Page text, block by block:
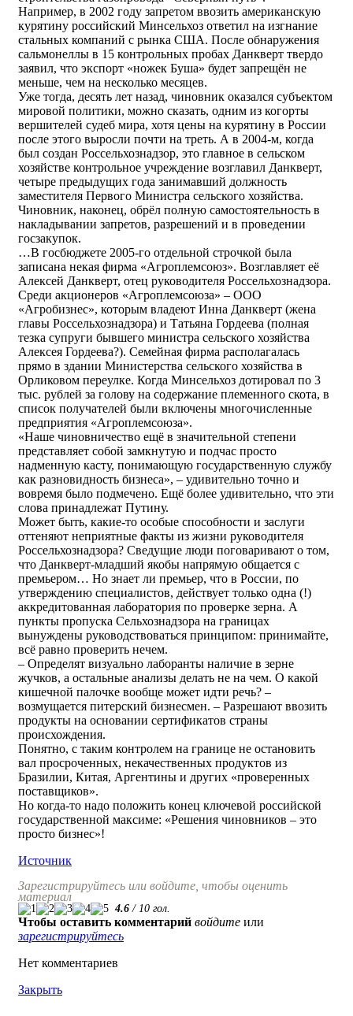
Например, в 2002 году запретом ввозить американскую
курятину российский Минсельхоз ответил на изгнание
стальных компаний с рынка США. После обнаружения
сальмонеллы в 15 контрольных пробах Данкверт твердо
заявил, что экспорт «ножек Буша» будет запрещён не
меньше, чем на несколько месяцев.
Уже тогда, десять лет назад, чиновник оказался субъектом
мировой политики, можно сказать, одним из когорты
вершителей судеб мира, хотя цены на курятину в России
после этого выросли почти на треть. А в 2004-м, когда
был создан Россельхознадзор, это главное в сельском
хозяйстве контрольное учреждение возглавил Данкверт,
четыре предыдущих года занимавший должность
заместителя Первого Министра сельского хозяйства.
Чиновник, наконец, обрёл полную самостоятельность в
накладывании запретов, разрешений и в проведении
госзакупок.
…В госбюджете 2005-го отдельной строчкой была
записана некая фирма «Агроплемсоюз». Возглавляет её
Алексей Данкверт, отец руководителя Россельхознадзора.
Среди акционеров «Агроплемсоюза» – ООО
«Агробизнес», которым владеют Инна Данкверт (жена
главы Россельхознадзора) и Татьяна Гордеева (полная
тезка супруги бывшего министра сельского хозяйства
Алексея Гордеева?). Семейная фирма располагалась
прямо в здании Министерства сельского хозяйства в
Орликовом переулке. Когда Минсельхоз дотировал по 3
тыс. рублей за голову на содержание племенного скота, в
список получателей были включены многочисленные
предприятия «Агроплемсоюза».
«Наше чиновничество ещё в значительной степени
представляет собой замкнутую и подчас просто
надменную касту, понимающую государственную службу
как разновидность бизнеса», – удивительно точно и
вовремя было подмечено. Ещё более удивительно, что эти
слова принадлежат Путину.
Может быть, какие-то особые способности и заслуги
оттеняют неприятные факты из жизни руководителя
Россельхознадзора? Сведущие люди поговаривают о том,
что Данкверт-младший якобы напрямую общается с
премьером… Но знает ли премьер, что в России, по
утверждению специалистов, действует только одна (!)
аккредитованная лаборатория по проверке зерна. А
пункты пропуска Сельхознадзора на границах
вынуждены руководствоваться принципом: принимайте,
всё равно проверить нечем.
– Определят визуально лаборанты наличие в зерне
жучков, а остальные анализы делать не на чем. О какой
кишечной палочке вообще может идти речь? –
возмущается питерский бизнесмен. – Разрешают ввозить
продукты на основании сертификатов страны
происхождения.
Понятно, с таким контролем на границе не остановить
вал просроченных, некачественных продуктов из
Бразилии, Китая, Аргентины и других «проверенных
поставщиков».
Но когда-то надо положить конец ключевой российской
государственной максиме: «Решения чиновников – это
просто бизнес»!
Источник
Зарегистрируйтесь или войдите, чтобы оценить
материал
4.6 / 10 гол.
Чтобы оставить комментарий войдите или
зарегистрируйтесь
Нет комментариев
Закрыть